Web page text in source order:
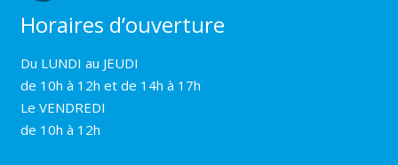
Horaires d’ouverture
Du LUNDI au JEUDI
de 10h à 12h et de 14h à 17h
Le VENDREDI
de 10h à 12h